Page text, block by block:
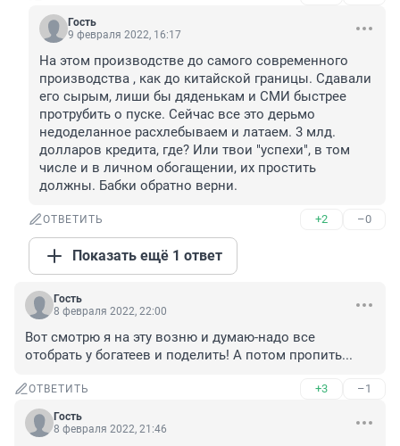
Гость
9 февраля 2022, 16:17
На этом производстве до самого современного
производства , как до китайской границы. Сдавали
его сырым, лиши бы дяденькам и СМИ быстрее
протрубить о пуске. Сейчас все это дерьмо
недоделанное расхлебываем и латаем. 3 млд.
долларов кредита, где? Или твои "успехи", в том
числе и в личном обогащении, их простить
должны. Бабки обратно верни.
ОТВЕТИТЬ +2 –0
Показать ещё 1 ответ
Гость
8 февраля 2022, 22:00
Вот смотрю я на эту возню и думаю-надо все
отобрать у богатеев и поделить! А потом пропить...
ОТВЕТИТЬ +3 –1
Гость
8 февраля 2022, 21:46